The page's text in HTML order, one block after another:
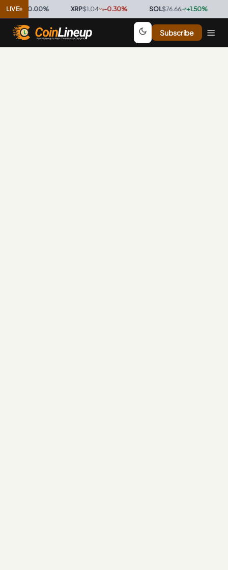
LIVE0.00%· XRP$1.04 -0.30%· SOL$76.66 +1.50%·
Subscribe